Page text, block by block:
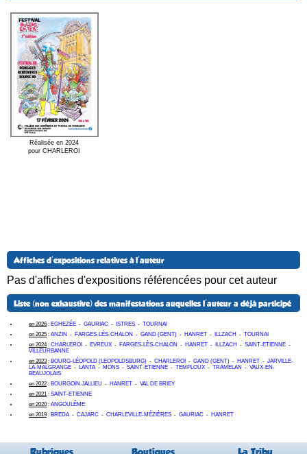
Réalisée en 2024
pour CHARLEROI
Affiches d'expositions relatives à l'auteur
Pas d'affiches d'expositions référencées pour cet auteur
Liste (non exhaustive) des manifestations auquelles l'auteur a déjà participé
en 2026 : EGHEZÉE - GAURIAC - ISTRES - TOURNAI
en 2025 : ANZIN - FARGES-LÈS-CHALON - GAND (GENT) - HANRET - ILLZACH - TOURNAI
en 2024: CHARLEROI - EVREUX - FARGES-LÈS-CHALON - HANRET - ILLZACH - SAINT-ETIENNE -
VILLEURBANNE
en 2023 : BOURG-LÉOPOLD (LEOPOLDSBURG) - CHARLEROI - GAND (GENT) - HANRET - JARVILLE-
LA-MALGRANGE - LANTA- MONS - SAINT-ETIENNE - TEMPLOUX - TRAMELAN - VAUX-EN-
BEAUJOLAIS
en 2022 : BOURGOIN JALLIEU - HANRET - VAL DE BRIEY
en 2021 : SAINT-ETIENNE
en 2020: ANGOULÊME
en 2019 : BREDA- CAJARC - CHARLEVILLE-MÉZIÈRES - GAURIAC - HANRET